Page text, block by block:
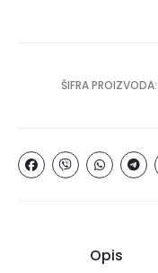
ŠIFRA PROIZVODA:
Opis